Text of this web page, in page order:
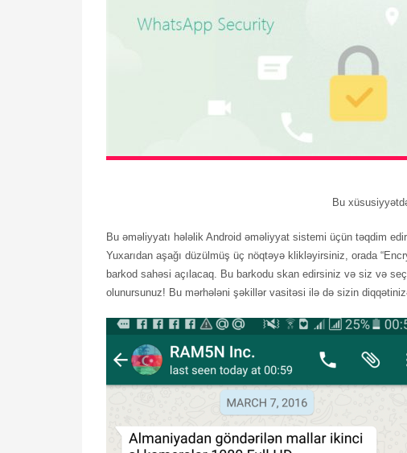
Bu
Bu əməliyyatı hələlik Android əməliyyat sistemi üçün təqdim
Yuxarıdan aşağı düzülmüş üç nöqtəyə klikləyirsiniz, orada
barkod sahəsi açılacaq. Bu barkodu skan edirsiniz və siz və
olunursunuz! Bu mərhələni şəkillər vasitəsi ilə də sizin